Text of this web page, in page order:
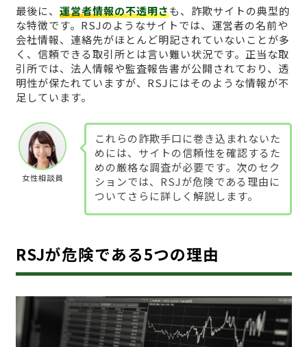
最後に、 運営者情報の不透明さも、詐欺サイトの典型的
な特徴です。RSJのようなサイトでは、運営者の名前や
会社情報、連絡先がほとんど明記されていないことが多
く、信頼できる取引所とは言い難い状況です。正当な取
引所では、法人情報や監査報告書が公開されており、透
明性が保たれていますが、RSJにはそのような情報が不
足しています。
女性相談員
これらの詐欺手口に巻き込まれないた
めには、サイトの信頼性を確認するた
めの厳格な調査が必要です。次のセク
ションでは、RSJが危険である理由に
ついてさらに詳しく解説します。
RSJが危険である5つの理由